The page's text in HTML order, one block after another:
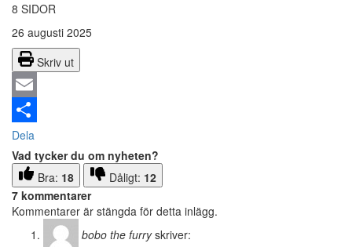
8 SIDOR
26 augusti 2025
Skriv ut
Email
Dela
Vad tycker du om nyheten?
Bra: 18 Dåligt: 12
7 kommentarer
Kommentarer är stängda för detta inlägg.
bobo the furry skriver: